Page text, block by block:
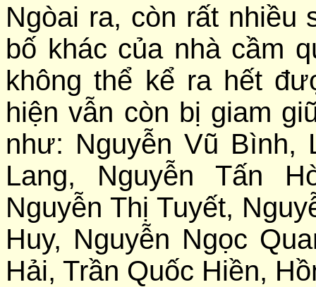
Ngòai ra, còn rất nhiều
bố khác của nhà cầm
không thể kể ra hết
hiện vẫn còn bị giam
như: Nguyễn Vũ Bình,
Lang, Nguyễn Tấn
Nguyễn Thị Tuyết,
Huy, Nguyễn Ngọc
Hải, Trần Quốc Hiền,